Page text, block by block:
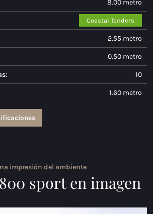
8.00 metro
Coastal Tenders
2.55 metro
0.50 metro
10
1.60 metro
impresión del ambiente
sport en imagen